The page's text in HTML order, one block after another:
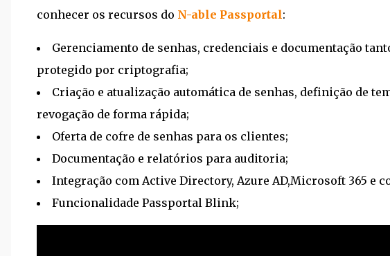
conhecer os recursos do N-able Passportal:
Gerenciamento de senhas, credenciais e documentação
protegido por criptografia;
Criação e atualização automática de senhas, definição de
revogação de forma rápida;
Oferta de cofre de senhas para os clientes;
Documentação e relatórios para auditoria;
Integração com Active Directory, Azure AD,Microsoft 365 e
Funcionalidade Passportal Blink;